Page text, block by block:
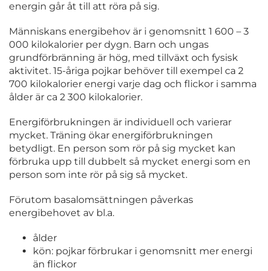
energin går åt till att röra på sig.
Människans energibehov är i genomsnitt 1 600 – 3
000 kilokalorier per dygn. Barn och ungas
grundförbränning är hög, med tillväxt och fysisk
aktivitet. 15-åriga pojkar behöver till exempel ca 2
700 kilokalorier energi varje dag och flickor i samma
ålder är ca 2 300 kilokalorier.
Energiförbrukningen är individuell och varierar
mycket. Träning ökar energiförbrukningen
betydligt. En person som rör på sig mycket kan
förbruka upp till dubbelt så mycket energi som en
person som inte rör på sig så mycket.
Förutom basalomsättningen påverkas
energibehovet av bl.a.
ålder
kön: pojkar förbrukar i genomsnitt mer energi
än flickor